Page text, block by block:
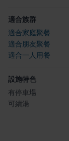
適合族群
適合家庭聚餐
適合朋友聚餐
適合一人用餐
設施特色
有停車場
可續湯